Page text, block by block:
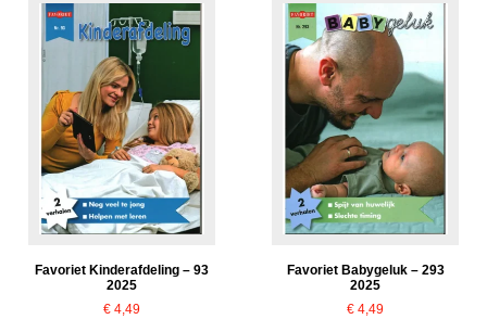
Favoriet Kinderafdeling – 93
2025
€ 4,49
Favoriet Babygeluk – 293
2025
€ 4,49